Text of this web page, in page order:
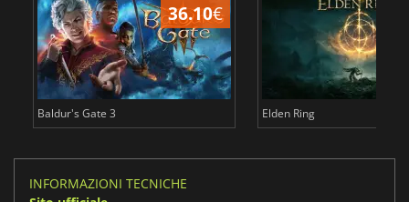
36.10€
Baldur's Gate 3 Elden Ring
INFORMAZIONI TECNICHE